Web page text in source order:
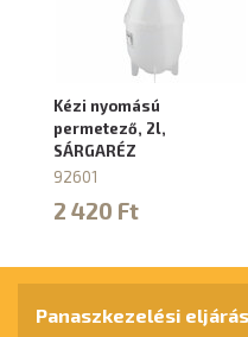
Kézi nyomású
permetező, 2l,
SÁRGARÉZ
92601
2 420 Ft
Panaszkezelési eljárás